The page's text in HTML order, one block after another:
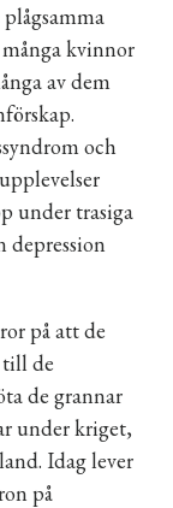
kvinnor
av dem
och
under trasiga
depression
på att de
till de
de grannar
under kriget,
Idag lever
på